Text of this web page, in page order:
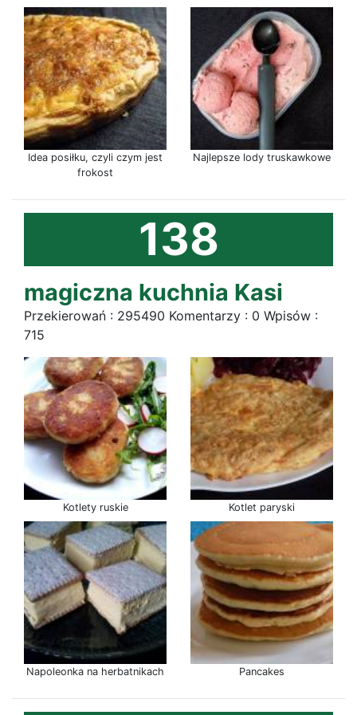
Idea posiłku, czyli czym jest
frokost
Najlepsze lody truskawkowe
138
magiczna kuchnia Kasi
Przekierowań : 295490 Komentarzy : 0 Wpisów :
715
Kotlety ruskie Kotlet paryski
Napoleonka na herbatnikach Pancakes